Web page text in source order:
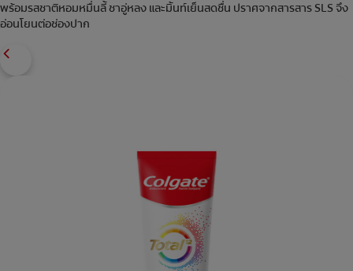
พร้อมรสชาติหอมหมื่นลี้ ชาอู่หลง และมิ้นท์เย็นสดชื่น ปราศจากสารสาร SLS จึง
อ่อนโยนต่อช่องปาก